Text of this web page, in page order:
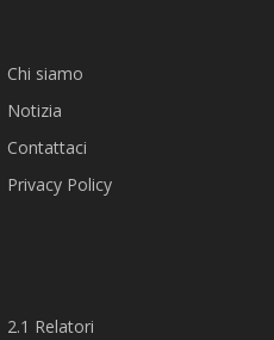
Chi siamo
Notizia
Contattaci
Privacy Policy
2.1 Relatori